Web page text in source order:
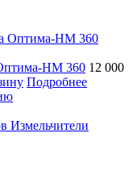
HM 360 12 000
Подробнее
Измельчители